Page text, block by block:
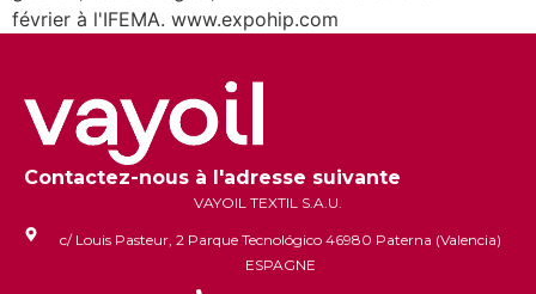
février à l'IFEMA. www.expohip.com
Contactez-nous à l'adresse suivante
VAYOIL TEXTIL S.A.U.
c/ Louis Pasteur, 2 Parque Tecnológico 46980 Paterna (Valencia)
ESPAGNE